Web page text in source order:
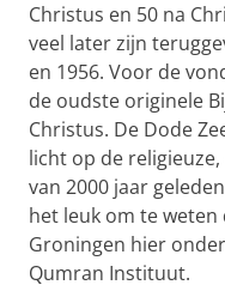
Christus en 50 na
veel later zijn
en 1956. Voor de
de oudste originele
Christus. De Dode
licht op de
van 2000 jaar
het leuk om te
Groningen hier
Qumran Instituut.